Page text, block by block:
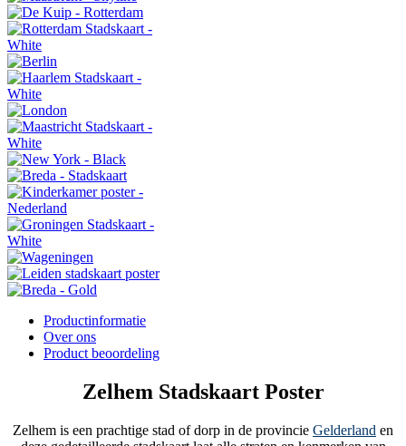
Productinformatie
Over ons
Product beoordeling
Zelhem Stadskaart Poster
Zelhem is een prachtige stad of dorp in de provincie Gelderland en